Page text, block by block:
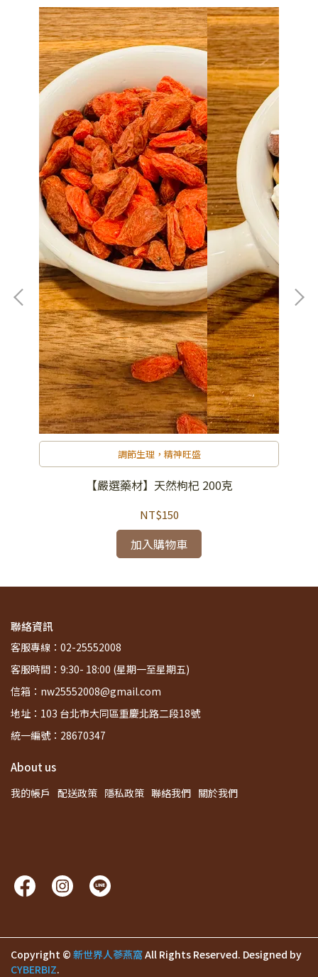
調節生理，精神旺盛
【嚴選藥材】天然枸杞 200克
NT$150
加入購物車
聯絡資訊
客服專線：02-25552008
客服時間：9:30- 18:00 (星期一至星期五)
信箱：nw25552008@gmail.com
地址：103 台北市大同區重慶北路二段18號
統一編號：28670347
About us
我的帳戶 配送政策 隱私政策 聯絡我們 關於我們
Copyright © 新世界人蔘燕窩All Rights Reserved. Designed by
CYBERBIZ.